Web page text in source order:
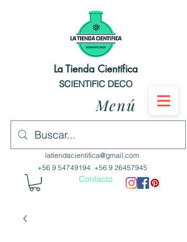
La Tienda Científica
SCIENTIFIC DECO
Menú
latiendacientifica@gmail.com
+56 9 54749194 +56 9 26457945
Contacto